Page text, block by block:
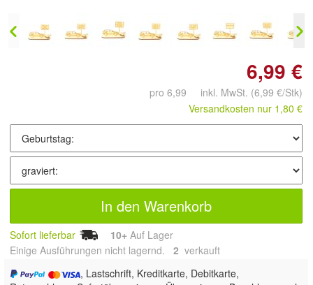
6,99 €
pro 6,99 inkl. MwSt. (6,99 €/Stk)
Versandkosten nur 1,80 €
In den Warenkorb
Sofort lieferbar 10+ Auf Lager
Einige Ausführungen nicht lagernd. 2 verkauft
, Lastschrift, Kreditkarte, Debitkarte,